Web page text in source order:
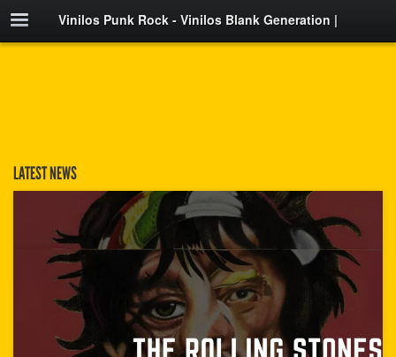
Vinilos Punk Rock - Vinilos Blank Generation |
LATEST NEWS